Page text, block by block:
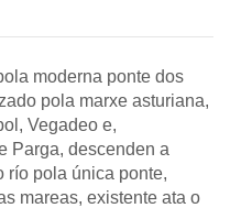
moderna ponte dos
pola marxe asturiana,
Vegadeo e,
Parga, descenden a
río pola única ponte,
mareas, existente ata o